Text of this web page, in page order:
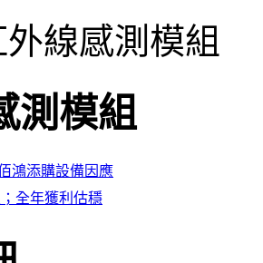
外線感測模組
測模組
鴻添購設備因應
全年獲利估穩